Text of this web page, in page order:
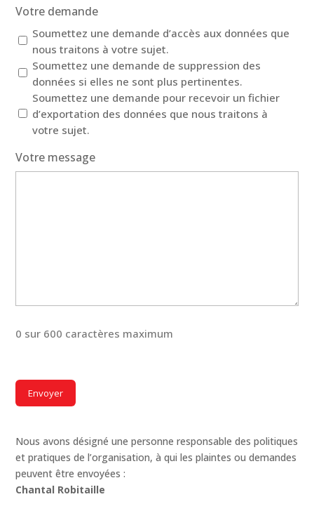
Votre demande
Soumettez une demande d’accès aux données que
nous traitons à votre sujet.
Soumettez une demande de suppression des
données si elles ne sont plus pertinentes.
Soumettez une demande pour recevoir un fichier
d’exportation des données que nous traitons à
votre sujet.
Votre message
0 sur 600 caractères maximum
Nous avons désigné une personne responsable des politiques
et pratiques de l’organisation, à qui les plaintes ou demandes
peuvent être envoyées :
Chantal Robitaille